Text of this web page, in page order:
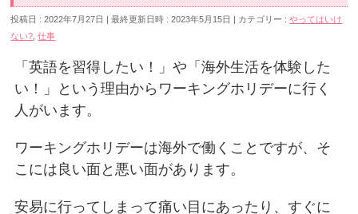
投稿日 : 2022年7月27日 最終更新日時 : 2023年5月15日 カテゴリー :やってはいけ
ない? ,仕事
「英語を習得したい！」や「海外生活を体験した
い！」という理由からワーキングホリデーに行く
人がいます。
ワーキングホリデーは海外で働くことですが、そ
こには良い面と悪い面があります。
安易に行ってしまって痛い目にあったり、すぐに